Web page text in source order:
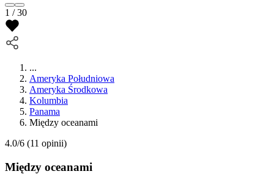
1 / 30
...
Ameryka Południowa
Ameryka Środkowa
Kolumbia
Panama
Między oceanami
4.0/6 (11 opinii)
Między oceanami